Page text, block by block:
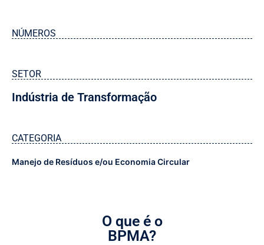
NÚMEROS
SETOR
Indústria de Transformação
CATEGORIA
Manejo de Resíduos e/ou Economia Circular
O que é o
BPMA?